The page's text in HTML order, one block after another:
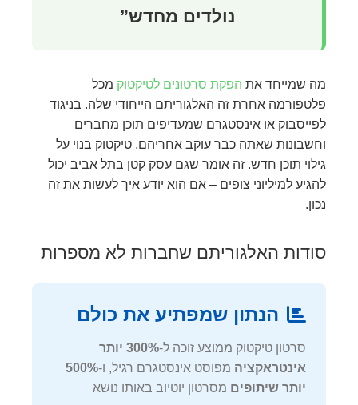
נולדים מחדש”
מה שמייחד את הפקת סרטונים לטיקטוק מכל
פלטפורמה אחרת זה האלגוריתם הייחודי שלה. בניגוד
לפייסבוק או אינסטגרם שמעדיפים תוכן מחברים
וחשבונות שאתה כבר עוקב אחריהם, טיקטוק בנוי על
גילוי תוכן חדש. זה אומר שגם עסק קטן בתל אביב יכול
להגיע למיליוני צופים – אם הוא יודע איך לעשות את זה
נכון.
סודות האלגוריתם שחברות לא מספרות
הנתון שמפתיע את כולם
סרטון טיקטוק ממוצע זוכה ל-
300% יותר
אינטראקציה מפוסט אינסטגרם רגיל, ו-500%
יותר שיתופים מסרטון יוטיוב באותו נושא